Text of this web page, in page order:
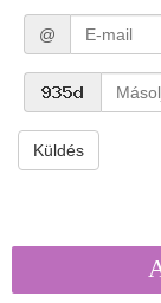
@
Küldés